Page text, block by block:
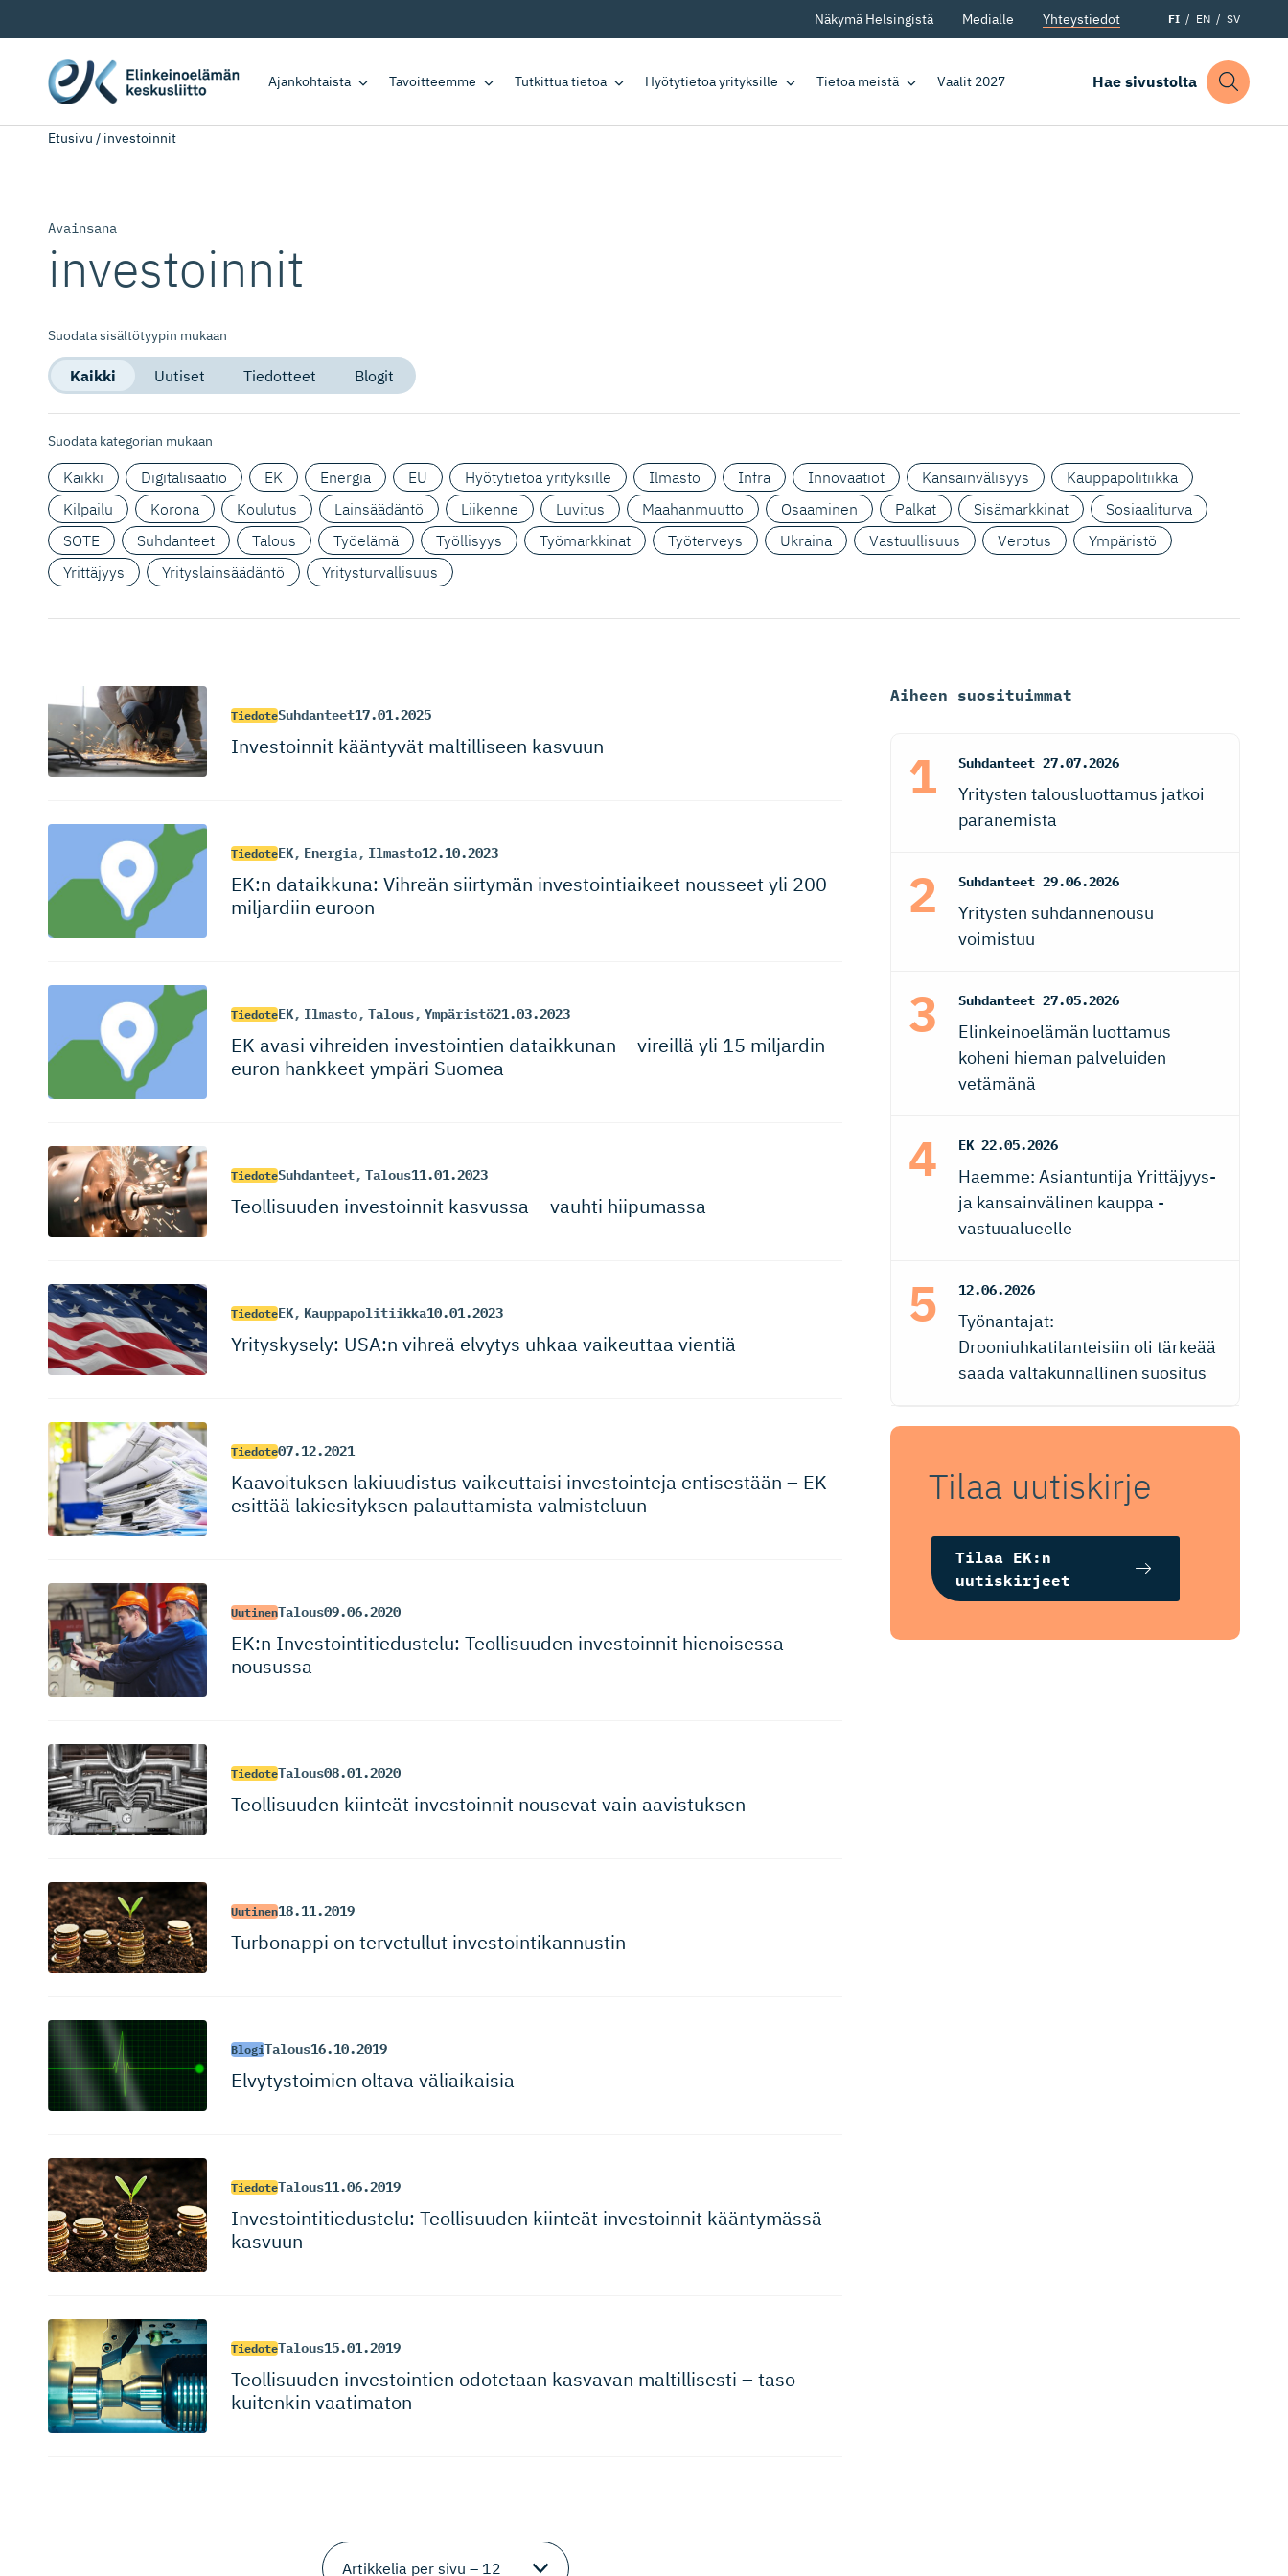
Näkymä Helsingistä Medialle Yhteystiedot FI EN SV
Ajankohtaista Tavoitteemme Tutkittua tietoa Hyötytietoa yrityksille Tietoa meistä Vaalit 2027 Hae sivustolta
Etusivu / investoinnit
Avainsana
investoinnit
Suodata sisältötyypin mukaan
Kaikki Uutiset Tiedotteet Blogit
Suodata kategorian mukaan
Kaikki Digitalisaatio EK Energia EU Hyötytietoa yrityksille Ilmasto Infra Innovaatiot Kansainvälisyys
Kauppapolitiikka
Kilpailu
Korona Koulutus Lainsäädäntö Liikenne Luvitus Maahanmuutto Osaaminen Palkat Sisämarkkinat
Sosiaaliturva
SOTE
Suhdanteet Talous Työelämä Työllisyys Työmarkkinat Työterveys Ukraina Vastuullisuus Verotus
Ympäristö
Yrittäjyys
Yrityslainsäädäntö Yritysturvallisuus
TiedoteSuhdanteet17.01.2025
Investoinnit kääntyvät maltilliseen kasvuun
TiedoteEK, Energia, Ilmasto12.10.2023
EK:n dataikkuna: Vihreän siirtymän investoin­tiaikeet nousseet yli 200
miljardiin euroon
TiedoteEK, Ilmasto, Talous, Ympäristö21.03.2023
EK avasi vihreiden investointien dataikkunan – vireillä yli 15 miljardin
euron hankkeet ympäri Suomea
TiedoteSuhdanteet, Talous11.01.2023
Teollisuuden investoinnit kasvussa – vauhti hiipumassa
TiedoteEK, Kauppapolitiikka10.01.2023
Yrityskysely: USA:n vihreä elvytys uhkaa vaikeuttaa vientiä
Tiedote07.12.2021
Kaavoituksen lakiuudistus vaikeuttaisi investointeja entisestään – EK
esittää lakiesityksen palauttamista valmisteluun
UutinenTalous09.06.2020
EK:n Investoin­ti­tie­dustelu: Teollisuuden investoinnit hienoisessa
nousussa
TiedoteTalous08.01.2020
Teollisuuden kiinteät investoinnit nousevat vain aavistuksen
Uutinen18.11.2019
Turbonappi on tervetullut investoin­ti­kannustin
BlogiTalous16.10.2019
Elvytystoimien oltava väliaikaisia
TiedoteTalous11.06.2019
Investoin­ti­tie­dustelu: Teollisuuden kiinteät investoinnit kääntymässä
kasvuun
TiedoteTalous15.01.2019
Teollisuuden investointien odotetaan kasvavan maltillisesti – taso
kuitenkin vaatimaton
Aiheen suosituimmat
Suhdanteet 27.07.2026
Yritysten talousluottamus jatkoi
paranemista
Suhdanteet 29.06.2026
Yritysten suhdannenousu
voimistuu
Suhdanteet 27.05.2026
Elinkeinoelämän luottamus
koheni hieman palveluiden
vetämänä
EK 22.05.2026
Haemme: Asiantuntija Yrittäjyys-
ja kansainvälinen kauppa -
vastuualueelle
12.06.2026
Työnantajat:
Drooniuhkatilanteisiin oli tärkeää
saada valtakunnallinen suositus
Tilaa uutiskirje
Tilaa EK:n
uutiskirjeet